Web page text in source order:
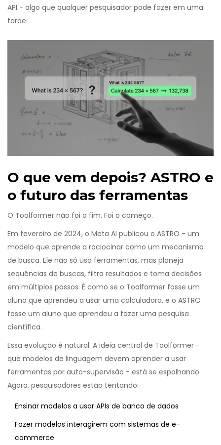
API - algo que qualquer pesquisador pode fazer em uma
tarde.
O que vem depois? ASTRO e
o futuro das ferramentas
O Toolformer não foi o fim. Foi o começo.
Em fevereiro de 2024, o Meta AI publicou o ASTRO - um
modelo que aprende a raciocinar como um mecanismo
de busca. Ele não só usa ferramentas, mas planeja
sequências de buscas, filtra resultados e toma decisões
em múltiplos passos. É como se o Toolformer fosse um
aluno que aprendeu a usar uma calculadora, e o ASTRO
fosse um aluno que aprendeu a fazer uma pesquisa
científica.
Essa evolução é natural. A ideia central de Toolformer -
que modelos de linguagem devem aprender a usar
ferramentas por auto-supervisão - está se espalhando.
Agora, pesquisadores estão tentando:
Ensinar modelos a usar APIs de banco de dados
Fazer modelos interagirem com sistemas de e-
commerce